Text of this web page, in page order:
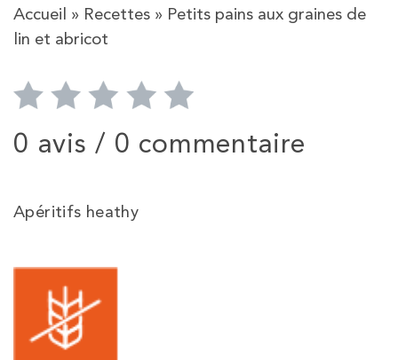
Accueil » Recettes » Petits pains aux graines de
lin et abricot
0 avis / 0 commentaire
Apéritifs heathy